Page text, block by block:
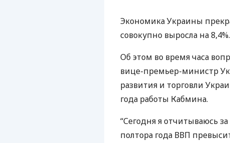
Экономика Украины
совокупно выросла на 8,4%.
Об этом во время часа
вице-премьер-министр
развития и торговли
года работы Кабмина.
“Сегодня я отчитываюсь
полтора года ВВП